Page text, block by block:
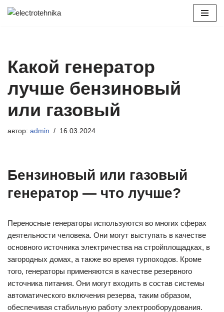
Какой генератор
лучше бензиновый
или газовый
автор: admin 16.03.2024
Бензиновый или газовый
генератор — что лучше?
Переносные генераторы используются во многих сферах
деятельности человека. Они могут выступать в качестве
основного источника электричества на стройплощадках, в
загородных домах, а также во время турпоходов. Кроме
того, генераторы применяются в качестве резервного
источника питания. Они могут входить в состав системы
автоматического включения резерва, таким образом,
обеспечивая стабильную работу электрооборудования.